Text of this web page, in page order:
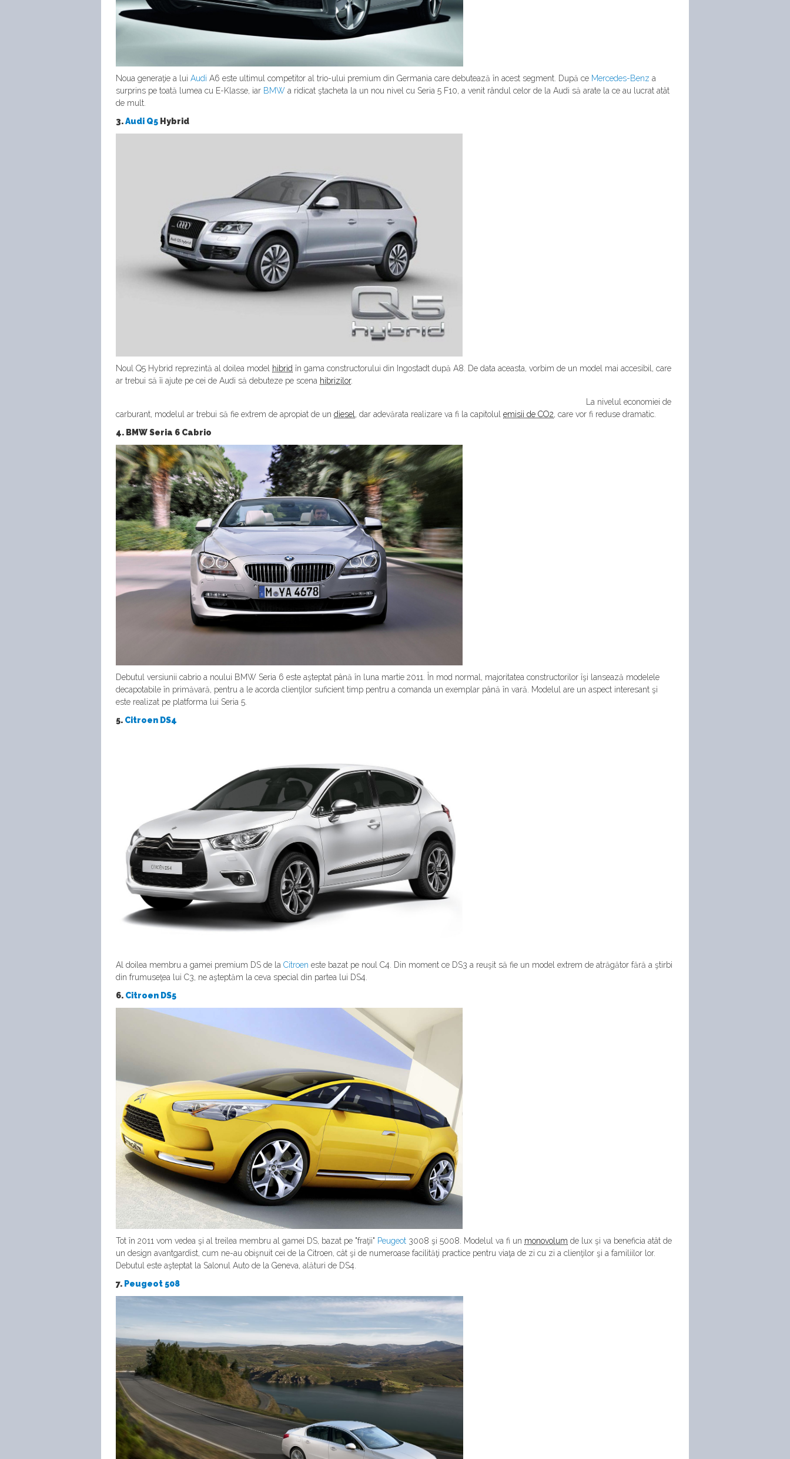
Noua generaţie a lui Audi A6 este ultimul competitor al trio-ului premium din Germania care debutează în acest segment. După ce Mercedes-Benz a
surprins pe toată lumea cu E-Klasse, iar BMW a ridicat ştacheta la un nou nivel cu Seria 5 F10, a venit rândul celor de la Audi să arate la ce au lucrat atât
de mult.
3.Audi Q5 Hybrid
Noul Q5 Hybrid reprezintă al doilea model hibrid în gama constructorului din Ingostadt după A8. De data aceasta, vorbim de un model mai accesibil, care
ar trebui să îi ajute pe cei de Audi să debuteze pe scena hibrizilor.
La nivelul economiei de
carburant, modelul ar trebui să fie extrem de apropiat de un diesel , dar adevărata realizare va fi la capitolul emisii de CO2, care vor fi reduse dramatic.
4. BMW Seria 6 Cabrio
Debutul versiunii cabrio a noului BMW Seria 6 este aşteptat până în luna martie 2011. În mod normal, majoritatea constructorilor îşi lansează modelele
decapotabile în primăvară, pentru a le acorda clienţilor suficient timp pentru a comanda un exemplar până în vară. Modelul are un aspect interesant şi
este realizat pe platforma lui Seria 5.
5. Citroen DS4
Al doilea membru a gamei premium DS de la Citroen este bazat pe noul C4. Din moment ce DS3 a reuşit să fie un model extrem de atrăgător fără a ştirbi
din frumuseţea lui C3, ne aşteptăm la ceva special din partea lui DS4.
6. Citroen DS5
Tot în 2011 vom vedea şi al treilea membru al gamei DS, bazat pe "fraţii" Peugeot 3008 şi 5008. Modelul va fi un monovolum de lux şi va beneficia atât de
un design avantgardist, cum ne-au obişnuit cei de la Citroen, cât şi de numeroase facilităţi practice pentru viaţa de zi cu zi a clienţilor şi a familiilor lor.
Debutul este aşteptat la Salonul Auto de la Geneva, alături de DS4.
7. Peugeot 508